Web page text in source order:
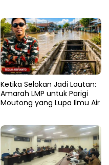
Ketika Selokan Jadi Lautan:
Amarah LMP untuk Parigi
Moutong yang Lupa Ilmu Air